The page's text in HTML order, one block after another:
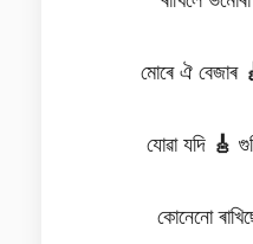
মোৰে ঐ বেজাৰ
যোৱা যদি 🎸
কোনেনো